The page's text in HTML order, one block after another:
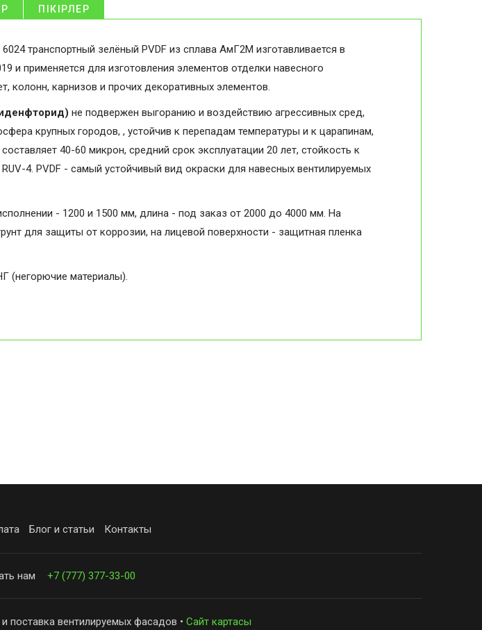
ПІКІРЛЕР
транспортный зелёный PVDF из сплава АмГ2М изготавливается в
и применяется для изготовления элементов отделки навесного
колонн, карнизов и прочих декоративных элементов.
не подвержен выгоранию и воздействию агрессивных сред,
крупных городов, , устойчив к перепадам температуры и к царапинам,
40-60 микрон, средний срок эксплуатации 20 лет, стойкость к
4. PVDF - самый устойчивый вид окраски для навесных вентилируемых
- 1200 и 1500 мм, длина - под заказ от 2000 до 4000 мм. На
для защиты от коррозии, на лицевой поверхности - защитная пленка
(негорючие материалы).
Блог и статьи Контакты
нам +7 (777) 377-33-00
поставка вентилируемых фасадов • Сайт картасы